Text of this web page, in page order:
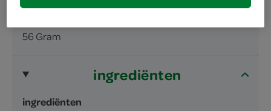
56 Gram
ingrediënten
ingrediënten